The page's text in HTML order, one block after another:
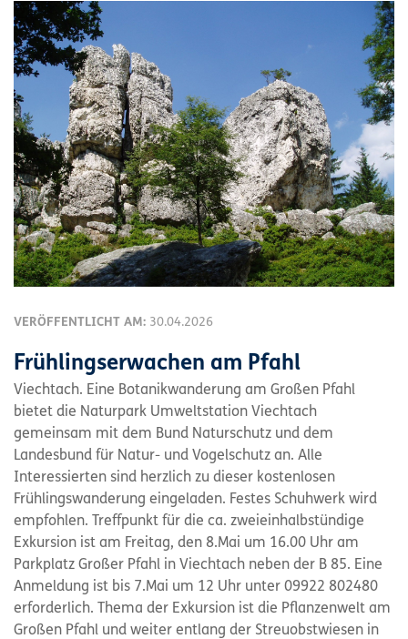
VERÖFFENTLICHT AM: 30.04.2026
Frühlingserwachen am Pfahl
Viechtach. Eine Botanikwanderung am Großen Pfahl
bietet die Naturpark Umweltstation Viechtach
gemeinsam mit dem Bund Naturschutz und dem
Landesbund für Natur- und Vogelschutz an. Alle
Interessierten sind herzlich zu dieser kostenlosen
Frühlingswanderung eingeladen. Festes Schuhwerk wird
empfohlen. Treffpunkt für die ca. zweieinhalbstündige
Exkursion ist am Freitag, den 8.Mai um 16.00 Uhr am
Parkplatz Großer Pfahl in Viechtach neben der B 85. Eine
Anmeldung ist bis 7.Mai um 12 Uhr unter 09922 802480
erforderlich. Thema der Exkursion ist die Pflanzenwelt am
Großen Pfahl und weiter entlang der Streuobstwiesen in